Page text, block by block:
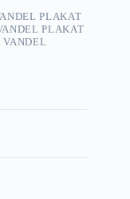
PLAKAT
PLAKAT
VANDEL